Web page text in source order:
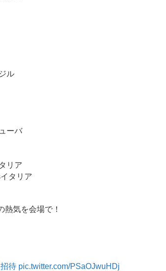
ル
ーバ
リア
タリア
気を会場で！
待 pic.twitter.com/PSaOJwuHDj